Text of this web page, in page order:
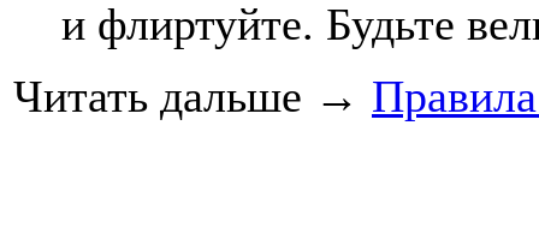
и флиртуйте. Будьте
Читать дальше →